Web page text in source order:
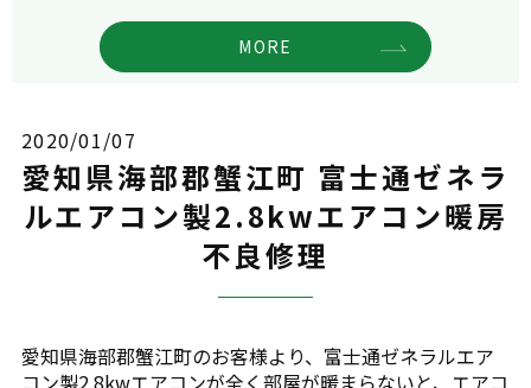
MORE
2020/01/07
愛知県海部郡蟹江町 富士通ゼネラ
ルエアコン製2.8kwエアコン暖房
不良修理
愛知県海部郡蟹江町のお客様より、富士通ゼネラルエア
コン製2.8kwエアコンが全く部屋が暖まらないと、エアコ